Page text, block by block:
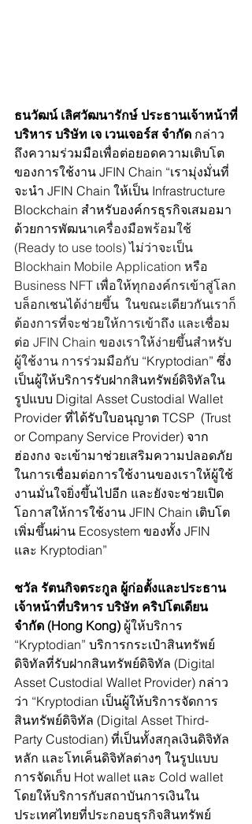
ธนวัฒน์ เลิศวัฒนารักษ์ ประธานเจ้าหน้าที่
บริหาร บริษัท เจ เวนเจอร์ส จํากัด กล่าว
ถึงความร่วมมือเพื่อต่อยอดความเติบโต
ของการใช้งาน JFIN Chain “เรามุ่งมั่นที่
จะนำ JFIN Chain ให้เป็น Infrastructure
Blockchain สำหรับองค์กรธุรกิจเสมอมา
ด้วยการพัฒนาเครื่องมือพร้อมใช้
(Ready to use tools) ไม่ว่าจะเป็น
Blockhain Mobile Application หรือ
Business NFT เพื่อให้ทุกองค์กรเข้าสู่โลก
บล็อกเชนได้ง่ายขึ้น  ในขณะเดียวกันเราก็
ต้องการที่จะช่วยให้การเข้าถึง และเชื่อม
ต่อ JFIN Chain ของเราให้ง่ายขึ้นสำหรับ
ผู้ใช้งาน การร่วมมือกับ “Kryptodian” ซึ่ง
เป็นผู้ให้บริการรับฝากสินทรัพย์ดิจิทัลใน
รูปแบบ Digital Asset Custodial Wallet
Provider ที่ได้รับใบอนุญาต TCSP  (Trust
or Company Service Provider) จาก
ฮ่องกง จะเข้ามาช่วยเสริมความปลอดภัย
ในการเชื่อมต่อการใช้งานของเราให้ผู้ใช้
งานมั่นใจยิ่งขึ้นไปอีก และยังจะช่วยเปิด
โอกาสให้การใช้งาน JFIN Chain เติบโต
เพิ่มขึ้นผ่าน Ecosystem ของทั้ง JFIN
และ Kryptodian”
ชวัล รัตนกิจตระกูล ผู้ก่อตั้งและประธาน
เจ้าหน้าที่บริหาร บริษัท คริปโตเดียน
จำกัด (Hong Kong) ผู้ให้บริการ
“Kryptodian” บริการกระเป๋าสินทรัพย์
ดิจิทัลที่รับฝากสินทรัพย์ดิจิทัล (Digital
Asset Custodial Wallet Provider) กล่าว
ว่า “Kryptodian เป็นผู้ให้บริการจัดการ
สินทรัพย์ดิจิทัล (Digital Asset Third-
Party Custodian) ที่เป็นทั้งสกุลเงินดิจิทัล
หลัก และโทเค็นดิจิทัลต่างๆ ในรูปแบบ
การจัดเก็บ Hot wallet และ Cold wallet
โดยให้บริการกับสถาบันการเงินใน
ประเทศไทยที่ประกอบธุรกิจสินทรัพย์